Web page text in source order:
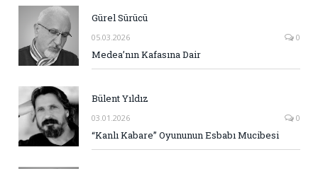
Gürel Sürücü
05.03.2026 0
Medea’nın Kafasına Dair
Bülent Yıldız
03.01.2026 0
“Kanlı Kabare” Oyununun Esbabı Mucibesi